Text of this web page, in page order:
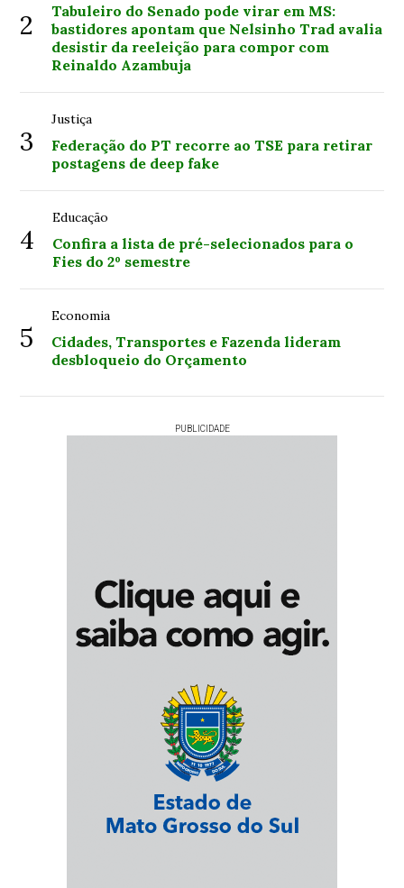
2
Tabuleiro do Senado pode virar em MS:
bastidores apontam que Nelsinho Trad avalia
desistir da reeleição para compor com
Reinaldo Azambuja
3
Justiça
Federação do PT recorre ao TSE para retirar
postagens de deep fake
4
Educação
Confira a lista de pré-selecionados para o
Fies do 2º semestre
5
Economia
Cidades, Transportes e Fazenda lideram
desbloqueio do Orçamento
PUBLICIDADE